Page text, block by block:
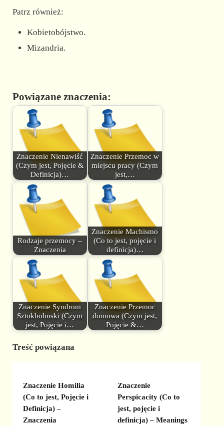
Patrz również:
Kobietobójstwo.
Mizandria.
Powiązane znaczenia:
Znaczenie Nienawiść
(Czym jest, Pojęcie &
Definicja)…
Znaczenie Przemoc w
miejscu pracy (Czym
jest,…
Rodzaje przemocy –
Znaczenia
Znaczenie Machismo
(Co to jest, pojęcie i
definicja)…
Znaczenie Syndrom
Sztokholmski (Czym
jest, Pojęcie i…
Znaczenie Przemoc
domowa (Czym jest,
Pojęcie &…
Treść powiązana
Znaczenie Homilia
(Co to jest, Pojęcie i
Definicja) –
Znaczenia
Znaczenie
Perspicacity (Co to
jest, pojęcie i
definicja) – Meanings